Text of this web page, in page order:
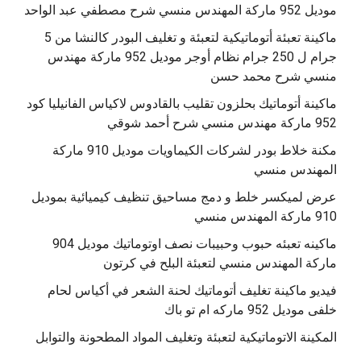
موديل 952 ماركة المهندس منسي شرح مصطفي عبد الواحد
ماكينة تعبئة أتوماتيكية لتعبئة و تغليف البودر كالنشا من 5
جرام ل 250 جرام نظام أوجر موديل 952 ماركة مهندس
منسي شرح محمد حسن
‫ماكينة أتوماتيك بحلزون تقليب بالقادوس لاكياس الفانيليا كود
مكنة خلاط بودر لشركات الكيماويات موديل 910 ماركة
المهندس منسي
عرض لميكسر خلط و دمج مساحيق تنظيف كيميائية بموديل
910 ماركة المهندس منسي
‫ماكينه تعبئه حبوب وحبيبات نصف اوتوماتيك موديل 904
‫فيديو ماكينة تغليف أتوماتيك لحنة الشعر في أكياس لحام
خلفى موديل 952 ماركه ام تو باك
المكينة الاتوماتيكية لتعبئة وتغليف المواد المطحونة والتوابل